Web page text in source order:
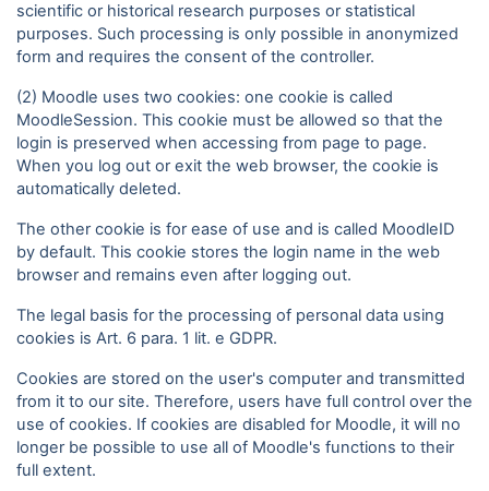
scientific or historical research purposes or statistical
purposes. Such processing is only possible in anonymized
form and requires the consent of the controller.
(2) Moodle uses two cookies: one cookie is called
MoodleSession. This cookie must be allowed so that the
login is preserved when accessing from page to page.
When you log out or exit the web browser, the cookie is
automatically deleted.
The other cookie is for ease of use and is called MoodleID
by default. This cookie stores the login name in the web
browser and remains even after logging out.
The legal basis for the processing of personal data using
cookies is Art. 6 para. 1 lit. e GDPR.
Cookies are stored on the user's computer and transmitted
from it to our site. Therefore, users have full control over the
use of cookies. If cookies are disabled for Moodle, it will no
longer be possible to use all of Moodle's functions to their
full extent.